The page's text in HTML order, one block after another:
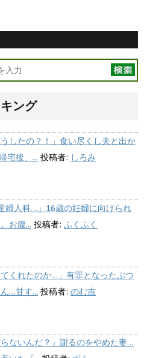
ング
うしたの？！」食い尽くし夫と出か
宅後、... 投稿者: しろみ
婦人科…」16歳の妊婦に向けられ
お腹... 投稿者: ふくふく
てくれたのか…」有罪となったぶつ
…甘す... 投稿者: のむ吉
らないんだ？」謝るのをやめた妻…